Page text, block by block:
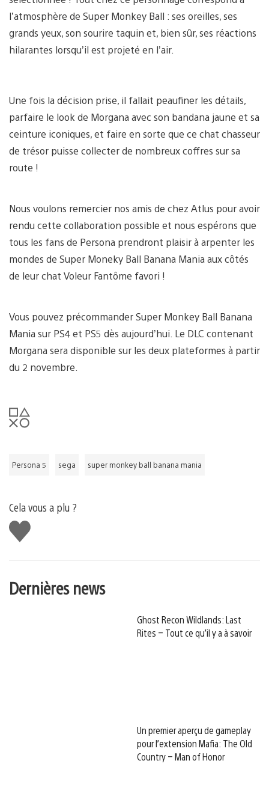
l’atmosphère de Super Monkey Ball : ses oreilles, ses
grands yeux, son sourire taquin et, bien sûr, ses réactions
hilarantes lorsqu’il est projeté en l’air.
Une fois la décision prise, il fallait peaufiner les détails,
parfaire le look de Morgana avec son bandana jaune et sa
ceinture iconiques, et faire en sorte que ce chat chasseur
de trésor puisse collecter de nombreux coffres sur sa
route !
Nous voulons remercier nos amis de chez Atlus pour avoir
rendu cette collaboration possible et nous espérons que
tous les fans de Persona prendront plaisir à arpenter les
mondes de Super Moneky Ball Banana Mania aux côtés
de leur chat Voleur Fantôme favori !
Vous pouvez précommander Super Monkey Ball Banana
Mania sur PS4 et PS5 dès aujourd’hui. Le DLC contenant
Morgana sera disponible sur les deux plateformes à partir
du 2 novembre.
Persona 5 sega super monkey ball banana mania
Cela vous a plu ?
J'aime
Dernières news
Ghost Recon Wildlands: Last
Rites – Tout ce qu’il y a à savoir
Un premier aperçu de gameplay
pour l’extension Mafia: The Old
Country – Man of Honor